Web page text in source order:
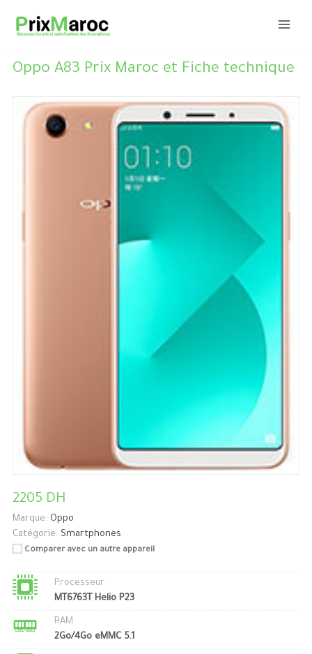
Oppo A83 Prix Maroc et Fiche technique
2205 DH
Marque: Oppo
Catégorie: Smartphones
Comparer avec un autre appareil
Processeur
MT6763T Helio P23
RAM
2Go/4Go eMMC 5.1